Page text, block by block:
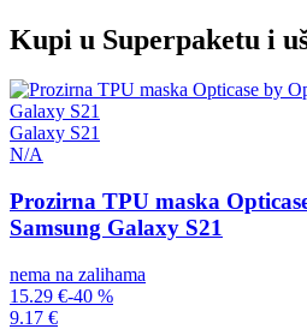
Kupi u Superpaketu i
Galaxy S21
N/A
Prozirna TPU maska
Samsung Galaxy S21
nema na zalihama
15.29 €-40 %
9.17 €